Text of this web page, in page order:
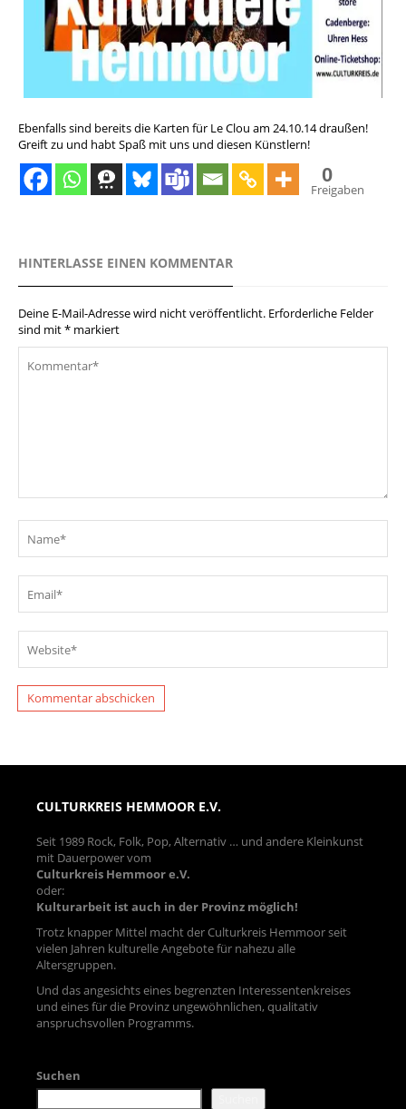
Ebenfalls sind bereits die Karten für Le Clou am 24.10.14 draußen!
Greift zu und habt Spaß mit uns und diesen Künstlern!
0
Freigaben
HINTERLASSE EINEN KOMMENTAR
Deine E-Mail-Adresse wird nicht veröffentlicht. Erforderliche Felder
sind mit* markiert
CULTURKREIS HEMMOOR E.V.
Seit 1989 Rock, Folk, Pop, Alternativ … und andere Kleinkunst
mit Dauerpower vom
Culturkreis Hemmoor e.V.
oder:
Kulturarbeit ist auch in der Provinz möglich!
Trotz knapper Mittel macht der Culturkreis Hemmoor seit
vielen Jahren kulturelle Angebote für nahezu alle
Altersgruppen.
Und das angesichts eines begrenzten Interessentenkreises
und eines für die Provinz ungewöhnlichen, qualitativ
anspruchsvollen Programms.
Suchen